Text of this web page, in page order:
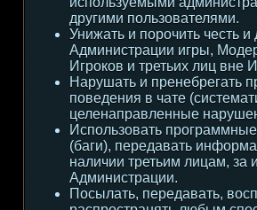
другими пользователями.
Унижать и порочить честь и
Администрации игры,
Игроков и третьих лиц вне
Нарушать и пренебрегать
поведения в чате
целенаправленные
Использовать
(баги), передавать
наличии третьим лицам, за
Администрации.
Посылать, передавать,